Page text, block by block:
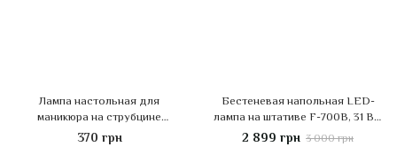
Лампа настольная для
маникюра на струбцине
(черная)
370 грн
Бестеневая напольная LED-
лампа на штативе F-700B, 31 Вт,
Черная
2 899 грн 3 000 грн